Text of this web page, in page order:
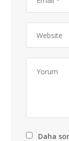
Daha